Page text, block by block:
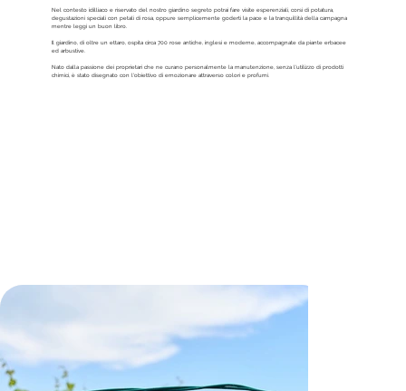
Nel contesto idilliaco e riservato del nostro giardino segreto potrai fare visite esperenziali, corsi di potatura,
degustazioni speciali con petali di rosa, oppure semplicemente goderti la pace e la tranquillità della campagna
mentre leggi un buon libro.
Il giardino, di oltre un ettaro, ospita circa 700 rose antiche, inglesi e moderne, accompagnate da piante erbacee
ed arbustive.
Nato dalla passione dei proprietari che ne curano personalmente la manutenzione, senza l'utilizzo di prodotti
chimici, è stato disegnato con l'obiettivo di emozionare attraverso colori e profumi.